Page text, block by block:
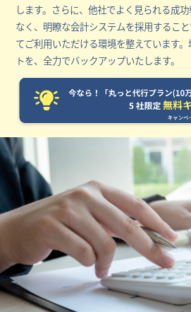
します。さらに、他社でよく見られる成
なく、明瞭な会計システムを採用するこ
てご利用いただける環境を整えています
トを、全力でバックアップいたします。